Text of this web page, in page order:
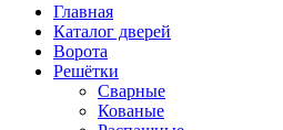
Главная
Каталог дверей
Ворота
Решётки
Сварные
Кованые